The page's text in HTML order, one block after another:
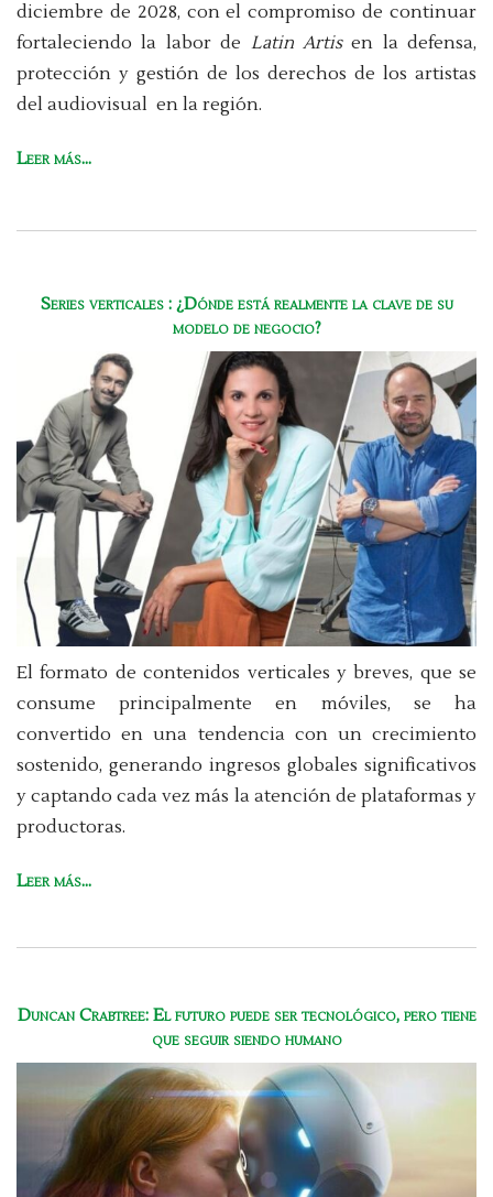
diciembre de 2028, con el compromiso de continuar
fortaleciendo la labor de Latin Artisen la defensa,
protección y gestión de los derechos de los artistas
del audiovisual en la región.
Leer más...
Series verticales : ¿Dónde está realmente la clave de su
modelo de negocio?
El formato de contenidos verticales y breves, que se
consume principalmente en móviles, se ha
convertido en una tendencia con un crecimiento
sostenido, generando ingresos globales significativos
y captando cada vez más la atención de plataformas y
productoras.
Leer más...
Duncan Crabtree: El futuro puede ser tecnológico, pero tiene
que seguir siendo humano